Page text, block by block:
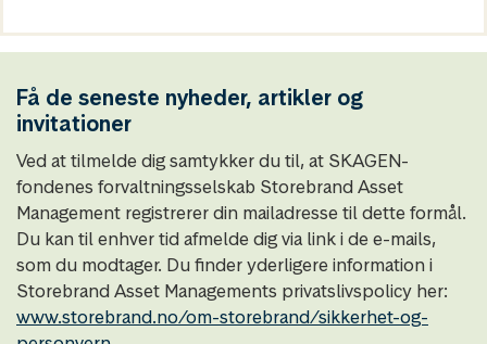
Få de seneste nyheder, artikler og
invitationer
Ved at tilmelde dig samtykker du til, at SKAGEN-
fondenes forvaltningsselskab Storebrand Asset
Management registrerer din mailadresse til dette formål.
Du kan til enhver tid afmelde dig via link i de e-mails,
som du modtager. Du finder yderligere information i
Storebrand Asset Managements privatslivspolicy her:
www.storebrand.no/om-storebrand/sikkerhet-og-